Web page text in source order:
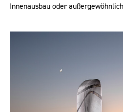
Innenausbau oder